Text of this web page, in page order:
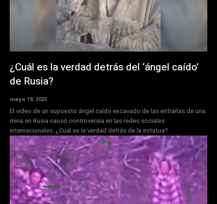
¿Cuál es la verdad detrás del ‘ángel caído’
de Rusia?
mayo 19, 2023
El video de un supuesto ángel caído excavado de las entrañas de una
mina en Rusia causó controversia en las redes sociales
internacionales. ¿Cuál es la verdad detrás de la estatua?